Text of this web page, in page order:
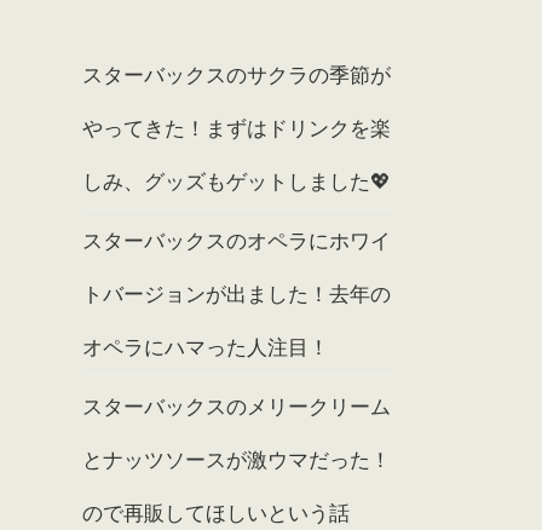
スターバックスのサクラの季節が
やってきた！まずはドリンクを楽
しみ、グッズもゲットしました💖
スターバックスのオペラにホワイ
トバージョンが出ました！去年の
オペラにハマった人注目！
スターバックスのメリークリーム
とナッツソースが激ウマだった！
ので再販してほしいという話